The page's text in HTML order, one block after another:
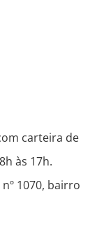
carteira de
às 17h.
1070, bairro